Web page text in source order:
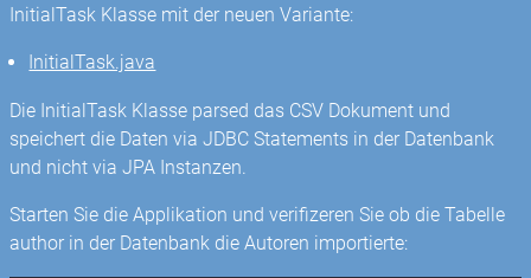
InitialTask Klasse mit der neuen Variante:
InitialTask.java
Die InitialTask Klasse parsed das CSV Dokument und
speichert die Daten via JDBC Statements in der Datenbank
und nicht via JPA Instanzen.
Starten Sie die Applikation und verifizeren Sie ob die Tabelle
author in der Datenbank die Autoren importierte: